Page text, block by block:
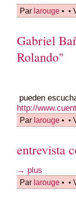
Par larouge • •
Gabriel
Rolando"
pueden
http://
Par larouge • •
entrevista
→ plus
Par larouge • •